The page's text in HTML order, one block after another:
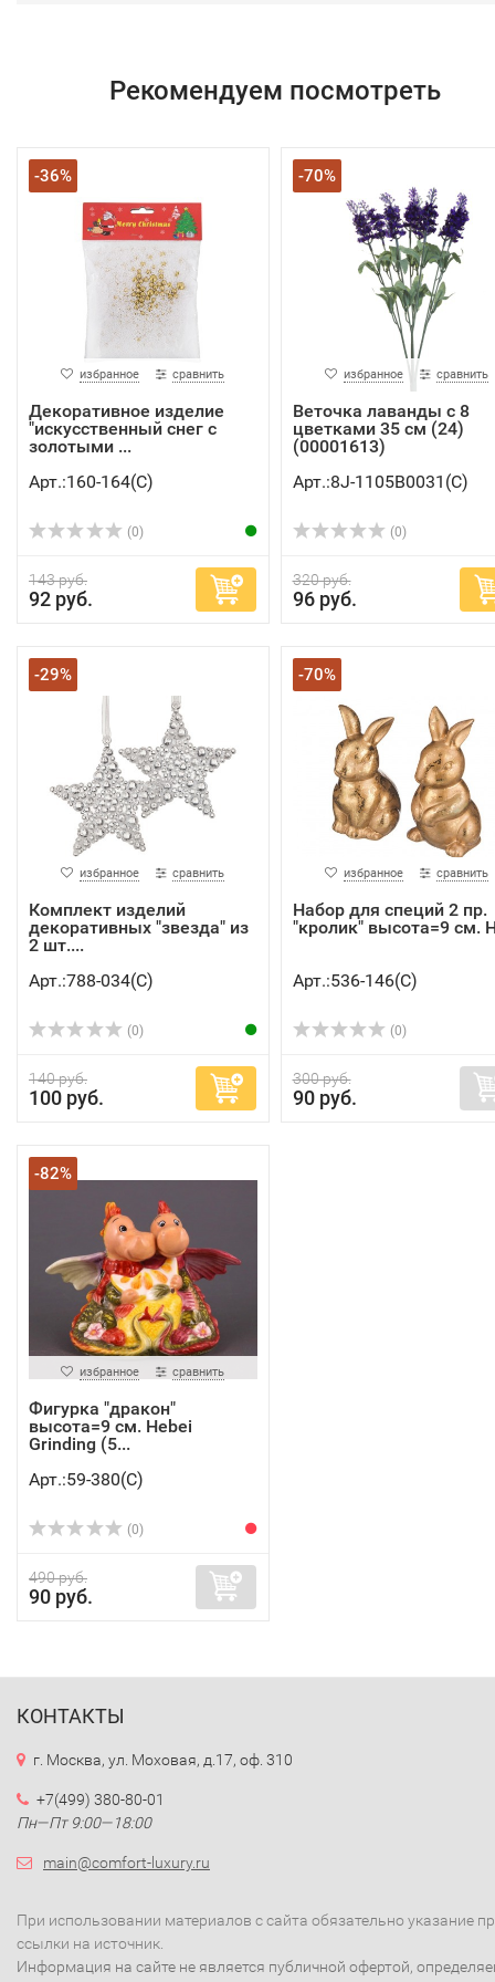
Рекомендуем посмотреть
-36%
избранное сравнить
Декоративное изделие
"искусственный снег с
золотыми ...
Арт.:160-164(C)
(0)
143 руб.
92 руб.
-70%
избранное сравнить
Веточка лаванды с 8
цветками 35 см (24)
(00001613)
Арт.:8J-1105B0031(C)
(0)
320 руб.
96 руб.
-29%
избранное сравнить
Комплект изделий
декоративных "звезда" из
2 шт....
Арт.:788-034(C)
(0)
140 руб.
100 руб.
-70%
избранное сравнить
Набор для специй 2 пр.
"кролик" высота=9 см.
Арт.:536-146(C)
(0)
300 руб.
90 руб.
-82%
избранное сравнить
Фигурка "дракон"
высота=9 см. Hebei
Grinding (5...
Арт.:59-380(C)
(0)
490 руб.
90 руб.
КОНТАКТЫ
г. Москва, ул. Моховая, д.17, оф. 310
+7(499) 380-80-01
Пн—Пт 9:00—18:00
main@comfort-luxury.ru
При использовании материалов с сайта обязательно указание
ссылки на источник.
Информация на сайте не является публичной офертой,